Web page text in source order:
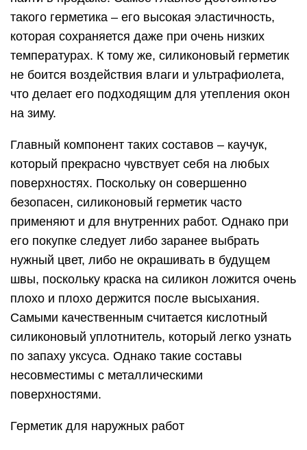
такого герметика – его высокая эластичность,
которая сохраняется даже при очень низких
температурах. К тому же, силиконовый герметик
не боится воздействия влаги и ультрафиолета,
что делает его подходящим для утепления окон
на зиму.
Главный компонент таких составов – каучук,
который прекрасно чувствует себя на любых
поверхностях. Поскольку он совершенно
безопасен, силиконовый герметик часто
применяют и для внутренних работ. Однако при
его покупке следует либо заранее выбрать
нужный цвет, либо не окрашивать в будущем
швы, поскольку краска на силикон ложится очень
плохо и плохо держится после высыхания.
Самыми качественным считается кислотный
силиконовый уплотнитель, который легко узнать
по запаху уксуса. Однако такие составы
несовместимы с металлическими
поверхностями.
Герметик для наружных работ